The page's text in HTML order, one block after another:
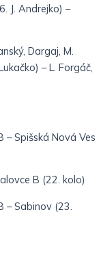
J. Andrejko) –
Dargaj, M.
– L. Forgáč,
– Spišská Nová Ves
B (22. kolo)
– Sabinov (23.